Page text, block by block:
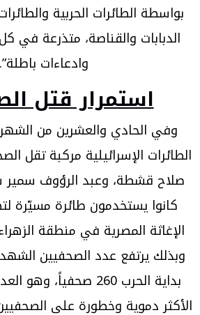
بواسطة الطائرات الحربية
الدبابات والقناصة، متذرعة في
وادعاءات باطلة”.
استمرار قتل
وفي الحادي والعشرين من
الطائرات الإسرائيلية مركبة تقل
صلاح قشطة، وعبد الرؤوف سمير
كانوا يستخدمون طائرة مسيّرة
الإغاثة المصرية في منطقة
وبذلك يرتفع عدد الصحفيين
بداية الحرب 260
الأكثر دموية وخطورة على